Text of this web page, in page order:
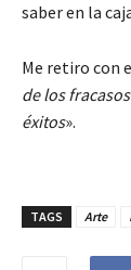
saber en la
Me retiro con
de los
éxitos».
TAGS Arte